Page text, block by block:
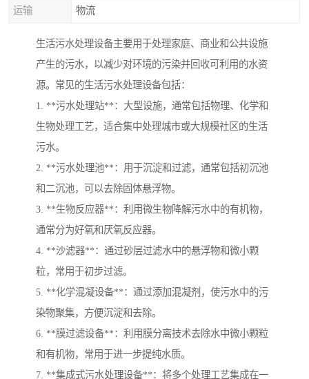
运输 物流
生活污水处理设备主要用于处理家庭、商业和公共设施
产生的污水，以减少对环境的污染并回收可利用的水资
源。常见的生活污水处理设备包括：
1. **污水处理站**：大型设施，通常包括物理、化学和
生物处理工艺，适合集中处理城市或大规模社区的生活
污水。
2. **污水处理池**：用于沉淀和过滤，通常包括初沉池
和二沉池，可以去除固体悬浮物。
3. **生物反应器**：利用微生物降解污水中的有机物，
通常分为好氧和厌氧反应器。
4. **沙滤器**：通过砂层过滤水中的悬浮物和微小颗
粒，常用于初步过滤。
5. **化学混凝设备**：通过添加混凝剂，使污水中的污
染物聚集，方便沉淀和去除。
6. **膜过滤设备**：利用膜分离技术去除水中微小颗粒
和有机物，常用于进一步提纯水质。
7. **集成式污水处理设备**：将多个处理工艺集成在一